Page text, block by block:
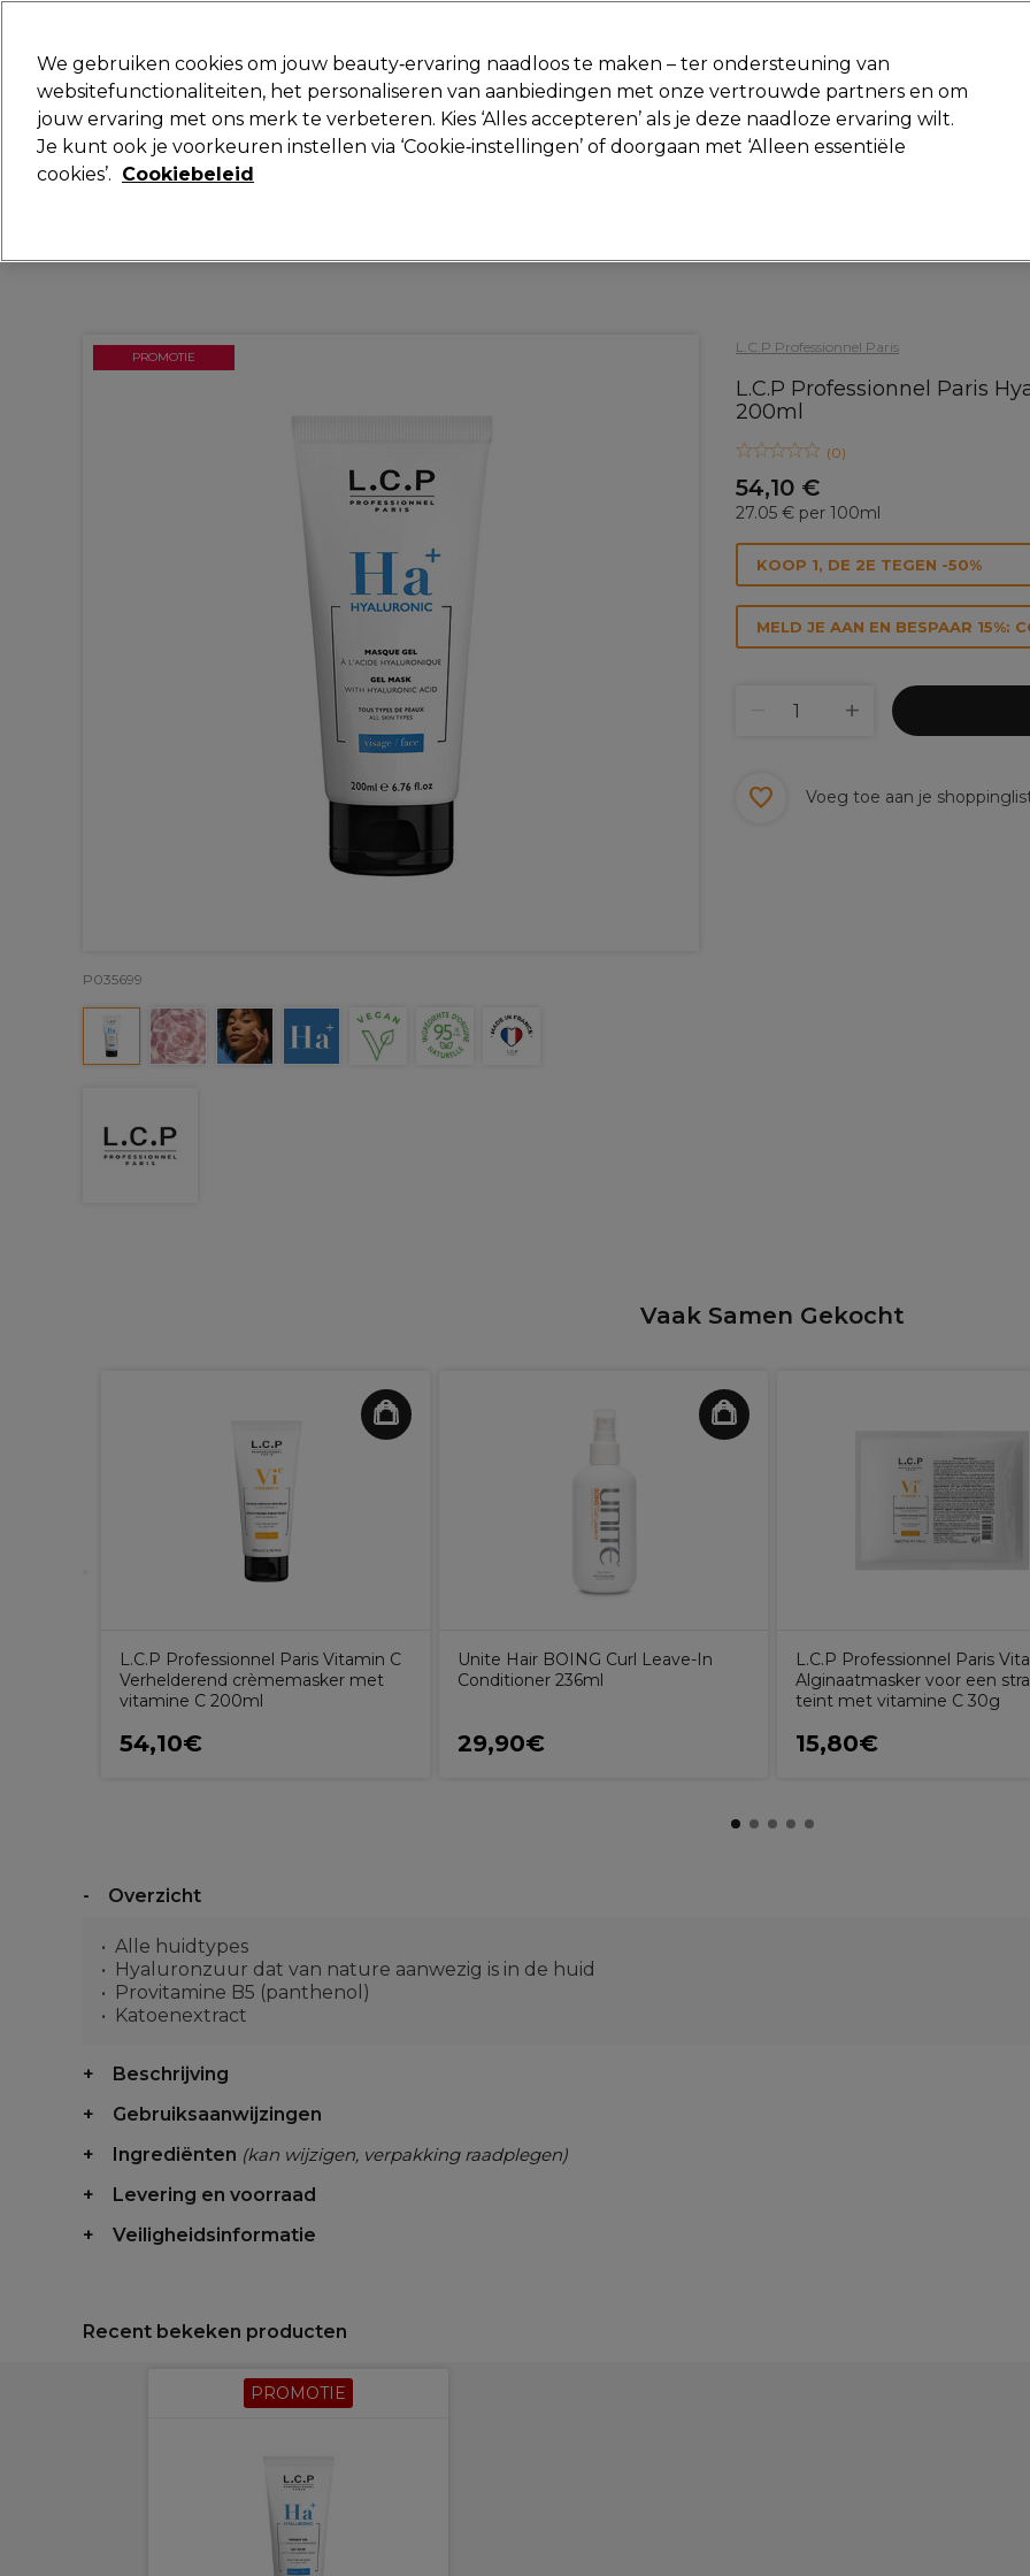
Merken Deals Haar Elektra Beauty Salon interieur Mannen Vegan Nieuwe producten
Volgende dag geleverd*
L.C.P Professionnel Paris
L.C.P Professionnel Paris
200ml
(0)
54,10 €
27.05 € per 100ml
PROMOTIE
P035699
KOOP 1, DE 2E TEGEN -50%
MELD JE AAN EN BESPAAR 15%:
Voeg toe aan je
Vaak Samen Gekocht
L.C.P Professionnel Paris Vitamin C
Verhelderend crèmemasker met
vitamine C 200ml
54,10€
Unite Hair BOING Curl Leave-In
Conditioner 236ml
29,90€
L.C.P Professionnel Paris
Alginaatmasker voor een
teint met vitamine C 30g
15,80€
Overzicht
Alle huidtypes
Hyaluronzuur dat van nature aanwezig is in de huid
Provitamine B5 (panthenol)
Katoenextract
Beschrijving
Gebruiksaanwijzingen
Ingrediënten (kan wijzigen, verpakking raadplegen)
Levering en voorraad
Veiligheidsinformatie
Recent bekeken producten
PROMOTIE
We gebruiken cookies om jouw beauty‑ervaring naadloos te maken – ter ondersteuning van
websitefunctionaliteiten, het personaliseren van aanbiedingen met onze vertrouwde partners en om
jouw ervaring met ons merk te verbeteren. Kies ‘Alles accepteren’ als je deze naadloze ervaring wilt.
Je kunt ook je voorkeuren instellen via ‘Cookie‑instellingen’ of doorgaan met ‘Alleen essentiële
cookies’. Cookiebeleid